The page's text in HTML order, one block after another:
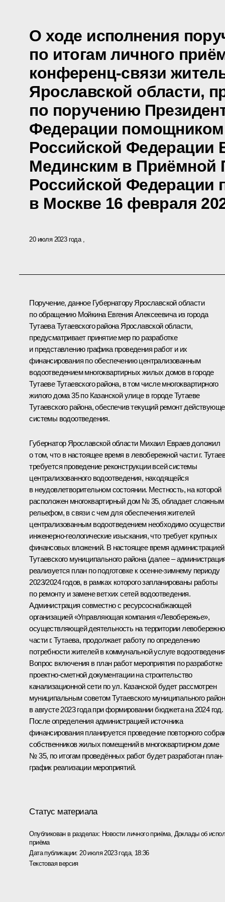
О ходе исполнения
по итогам личного
конференц-связи
Ярославской области,
по поручению
Федерации помощником
Российской Федерации
Мединским в Приёмной
Российской Федерации
в Москве 16 февраля
20 июля 2023 года
Поручение, данное Губернатору Ярославской области
по обращению Мойкина Евгения Алексеевича из города
Тутаева Тутаевского района Ярославской области,
предусматривает принятие мер по разработке
и представлению графика проведения работ и их
финансирования по обеспечению централизованным
водоотведением многоквартирных жилых домов в городе
Тутаеве Тутаевского района, в том числе многоквартирного
жилого дома 35 по Казанской улице в городе Тутаеве
Тутаевского района, обеспечив текущий ремонт
системы водоотведения.
Губернатор Ярославской области Михаил Евраев доложил
о том, что в настоящее время в левобережной части г.
требуется проведение реконструкции всей системы
централизованного водоотведения, находящейся
в неудовлетворительном состоянии. Местность, на которой
расположен многоквартирный дом № 35, обладает сложным
рельефом, в связи с чем для обеспечения жителей
централизованным водоотведением необходимо
инженерно-геологические изыскания, что требует крупных
финансовых вложений. В настоящее время администрацией
Тутаевского муниципального района (далее –
реализуется план по подготовке к осенне-зимнему периоду
2023/2024 годов, в рамках которого запланированы работы
по ремонту и замене ветхих сетей водоотведения.
Администрация совместно с ресурсоснабжающей
организацией «Управляющая компания «Левобережье»,
осуществляющей деятельность на территории
части г. Тутаева, продолжает работу по определению
потребности жителей в коммунальной услуге
Вопрос включения в план работ мероприятия по разработке
проектно-сметной документации на строительство
канализационной сети по ул. Казанской будет рассмотрен
муниципальным советом Тутаевского муниципального
в августе 2023 года при формировании бюджета на 2024 год.
После определения администрацией источника
финансирования планируется проведение повторного
собственников жилых помещений в многоквартирном доме
№ 35, по итогам проведённых работ будет разработан план-
график реализации мероприятий.
Статус материала
Опубликован в разделах: Новости личного приёма, Доклады об
приёма
Дата публикации: 20 июля 2023 года, 18:36
Текстовая версия